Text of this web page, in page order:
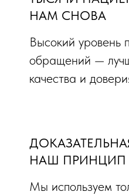
НАМ СНОВА
Высокий уровень
обращений —
качества и
НАШ ПРИНЦИП
Мы используем